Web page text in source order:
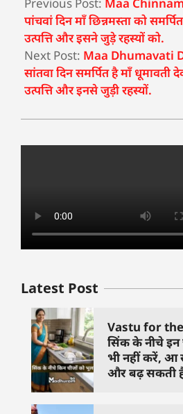
Previous Post: Maa
पांचवां दिन माँ छिन्नमस्ता को
उत्पत्ति और इसने जुड़े रहस्यों को.
Next Post: Maa Dhumavati
सांतवा दिन समर्पित है माँ धूमावती
उत्पत्ति और इनसे जुड़ी रहस्यों.
Latest Post
Vastu for
सिंक के नीचे
भी नहीं करें, आ
और बढ़ सकती है